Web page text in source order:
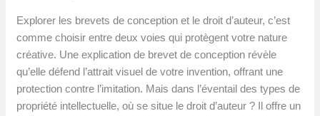
Explorer les brevets de conception et le droit d’auteur, c’est
comme choisir entre deux voies qui protègent votre nature
créative. Une explication de brevet de conception révèle
qu’elle défend l’attrait visuel de votre invention, offrant une
protection contre l’imitation. Mais dans l’éventail des types de
propriété intellectuelle, où se situe le droit d’auteur ? Il offre un